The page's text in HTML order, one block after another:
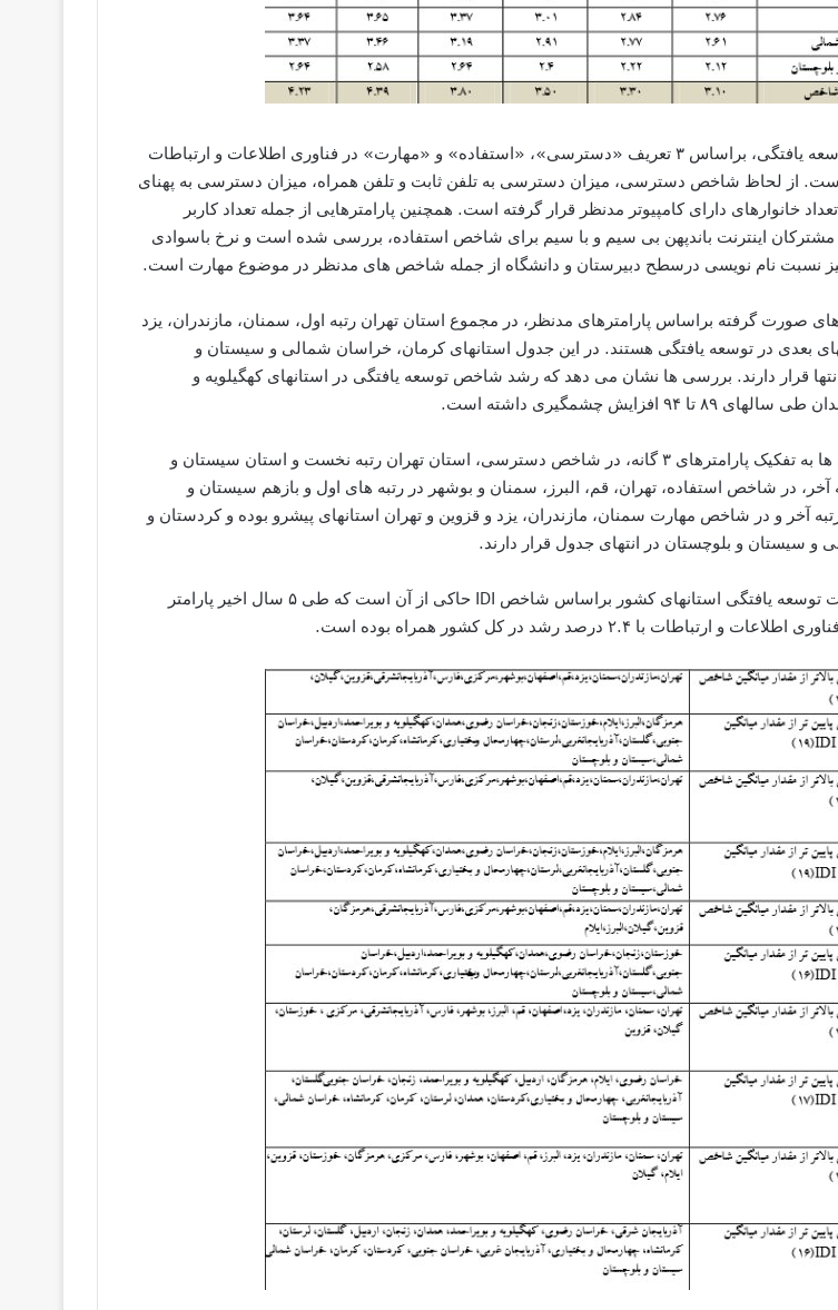
این شاخص توسعه یافتگی، براساس ۳ تعریف «دسترسی»، «استفاده» و «مهارت» در فناوری اطلاعات و ارتباطات
از لحاظ شاخص دسترسی، میزان دسترسی به تلفن ثابت و تلفن همراه، میزان دسترسی به پهنای
تعداد خانوارهای دارای کامپیوتر مدنظر قرار گرفته است. همچنین پارامترهایی از جمله تعداد کاربر
مشترکان اینترنت باندپهن بی سیم و با سیم برای شاخص استفاده، بررسی شده است و نرخ باسوادی
نسبت نام نویسی درسطح دبیرستان و دانشگاه از جمله شاخص های مدنظر در موضوع مهارت است.
صورت گرفته براساس پارامترهای مدنظر، در مجموع استان تهران رتبه اول، سمنان، مازندران، یزد
بعدی در توسعه یافتگی هستند. در این جدول استانهای کرمان، خراسان شمالی و سیستان و
قرار دارند. بررسی ها نشان می دهد که رشد شاخص توسعه یافتگی در استانهای کهگیلویه و
تا ۹۴ افزایش چشمگیری داشته است.
در این بررسی ها به تفکیک پارامترهای ۳ گانه، در شاخص دسترسی، استان تهران رتبه نخست و استان سیستان و
آخر، در شاخص استفاده، تهران، قم، البرز، سمنان و بوشهر در رتبه های اول و بازهم سیستان و
آخر و در شاخص مهارت سمنان، مازندران، یزد و قزوین و تهران استانهای پیشرو بوده و کردستان و
و سیستان و بلوچستان در انتهای جدول قرار دارند.
بررسی وضعیت توسعه یافتگی استانهای کشور براساس شاخص IDI حاکی از آن است که طی ۵ سال اخیر پارامتر
و ارتباطات با ۲.۴ درصد رشد در کل کشور همراه بوده است.